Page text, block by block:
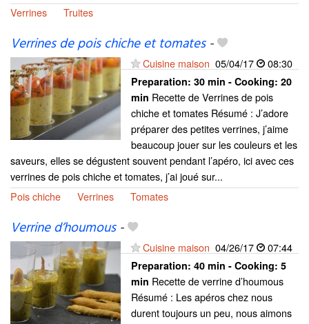
Verrines
Truites
Verrines de pois chiche et tomates-
Cuisine maison 05/04/17 08:30
Preparation: 30 min - Cooking: 20
min Recette de Verrines de pois
chiche et tomates Résumé : J’adore
préparer des petites verrines, j’aime
beaucoup jouer sur les couleurs et les
saveurs, elles se dégustent souvent pendant l’apéro, ici avec ces
verrines de pois chiche et tomates, j’ai joué sur...
Pois chiche
Verrines Tomates
Verrine d’houmous-
Cuisine maison 04/26/17 07:44
Preparation: 40 min - Cooking: 5
min Recette de verrine d’houmous
Résumé : Les apéros chez nous
durent toujours un peu, nous aimons